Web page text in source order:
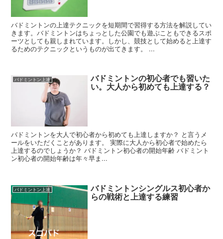
バドミントンの上達テクニックを短期間で習得する方法を解説してい
きます。バドミントンはちょっとした公園でも遊ぶこともできるスポ
ーツとしても親しまれています。しかし、競技として始めると上達す
るためのテクニックというものが出てきます。 ...
バドミントン上達 バドミントンの初心者でも習いた
い。大人から初めても上達する？
バドミントンを大人で初心者から初めても上達しますか？ と言うメ
ールをいただくことがあります。 実際に大人から初心者で始めたら
上達するのでしょうか？ バドミントン初心者の開始年齢 バドミント
ン初心者の開始年齢は年々早ま...
バドミントン上達 バドミントンシングルス初心者か
らの戦術と上達する練習